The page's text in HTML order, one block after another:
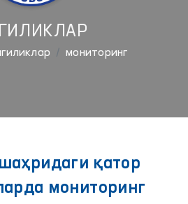
мониторинг
қатор
мониторинг